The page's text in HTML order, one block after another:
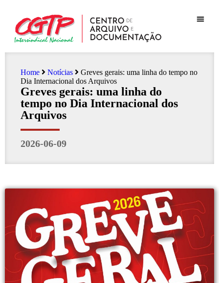
Home Notícias
Greves gerais: uma linha do tempo no
Dia Internacional dos Arquivos
Greves gerais: uma linha do
tempo no Dia Internacional dos
Arquivos
2026-06-09